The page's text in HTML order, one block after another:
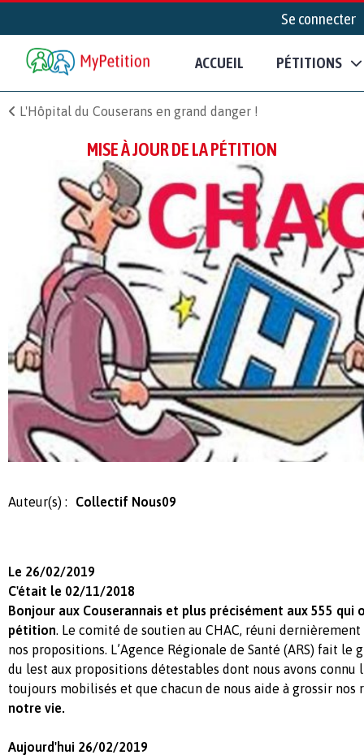
Se connecter
ACCUEIL PÉTITIONS
L'Hôpital du Couserans en grand danger !
MISE À JOUR DE LA PÉTITION
Auteur(s) : Collectif Nous09
Le 26/02/2019
C'était le 02/11/2018
Bonjour aux Couserannais et plus précisément aux 555
pétition. Le comité de soutien au CHAC, réuni
nos propositions. L’Agence Régionale de Santé (ARS) fait le
du lest aux propositions détestables dont nous avons connu
toujours mobilisés et que chacun de nous aide à grossir nos
notre vie.
Aujourd'hui 26/02/2019